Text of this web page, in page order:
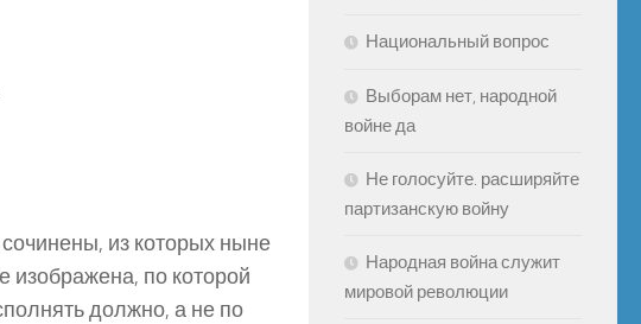
из которых ныне
изображена, по которой
должно, а не по
Национальный вопрос
Выборам нет, народной
войне да
Не голосуйте. расширяйте
партизанскую войну
Народная война служит
мировой революции